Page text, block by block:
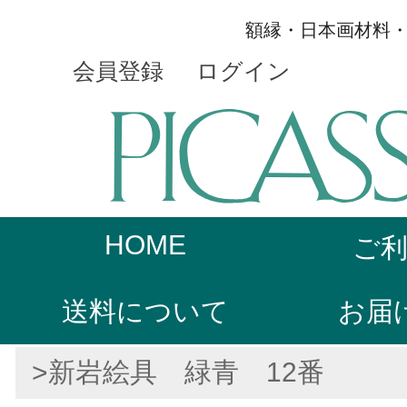
額縁・日本画材料
会員登録 ログイン
HOME ご
送料について お届
>新岩絵具 緑青 12番